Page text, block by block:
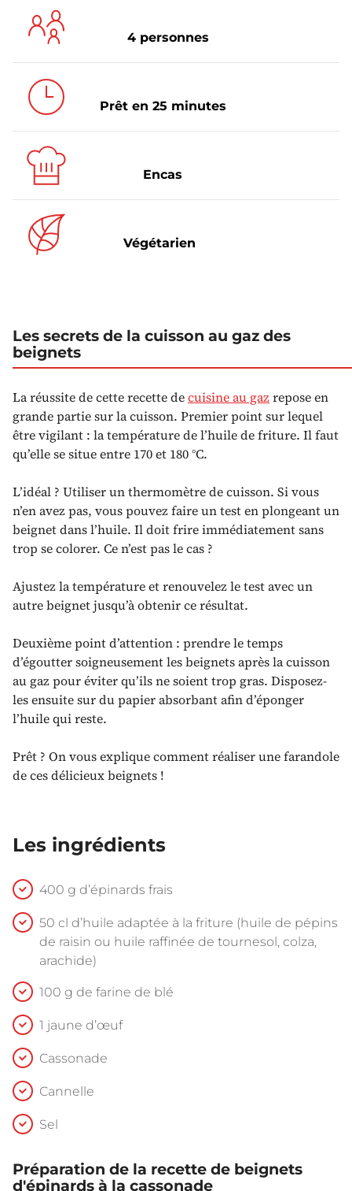
4 personnes
Prêt en 25 minutes
Encas
Végétarien
Les secrets de la cuisson au gaz des
beignets
La réussite de cette recette decuisine au gazrepose en
grande partie sur la cuisson. Premier point sur lequel
être vigilant : la température de l’huile de friture. Il faut
qu’elle se situe entre 170 et 180 °C.
L’idéal ? Utiliser un thermomètre de cuisson. Si vous
n’en avez pas, vous pouvez faire un test en plongeant un
beignet dans l’huile. Il doit frire immédiatement sans
trop se colorer. Ce n’est pas le cas ?
Ajustez la température et renouvelez le test avec un
autre beignet jusqu’à obtenir ce résultat.
Deuxième point d’attention : prendre le temps
d’égoutter soigneusement les beignets après la cuisson
au gaz pour éviter qu’ils ne soient trop gras. Disposez-
les ensuite sur du papier absorbant afin d’éponger
l’huile qui reste.
Prêt ? On vous explique comment réaliser une farandole
de ces délicieux beignets !
Les ingrédients
400 g d’épinards frais
50 cl d’huile adaptée à la friture (huile de pépins
de raisin ou huile raffinée de tournesol, colza,
arachide)
100 g de farine de blé
1 jaune d’œuf
Cassonade
Cannelle
Sel
Préparation de la recette de beignets
d'épinards à la cassonade